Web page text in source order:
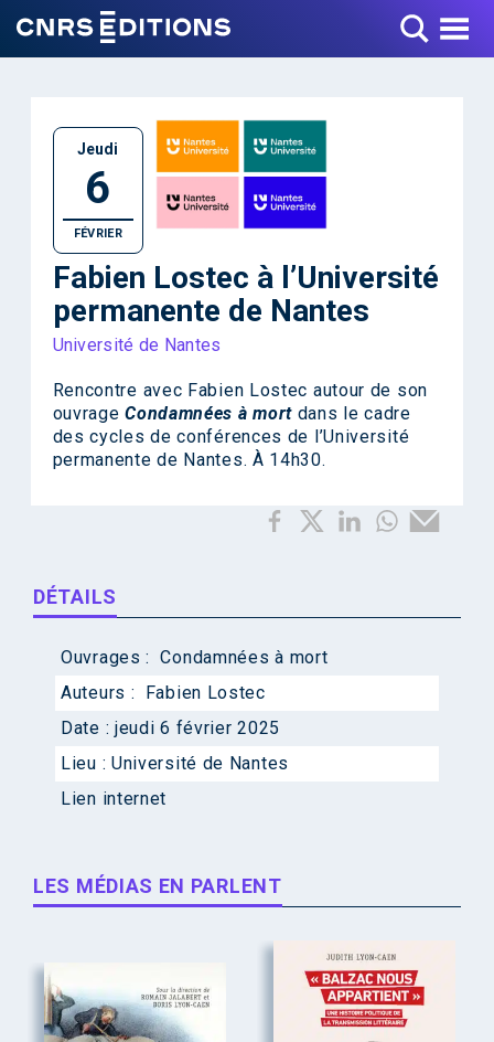
Toggle Menu
Jeudi
6
FÉVRIER
Fabien Lostec à l’Université
permanente de Nantes
Université de Nantes
Rencontre avec Fabien Lostec autour de son
ouvrageCondamnées à mort dans le cadre
des cycles de conférences de l’Université
permanente de Nantes. À 14h30.
DÉTAILS
Ouvrages :
Condamnées à mort
Auteurs :
Fabien Lostec
Date : jeudi 6 février 2025
Lieu : Université de Nantes
Lien internet
LES MÉDIAS EN PARLENT